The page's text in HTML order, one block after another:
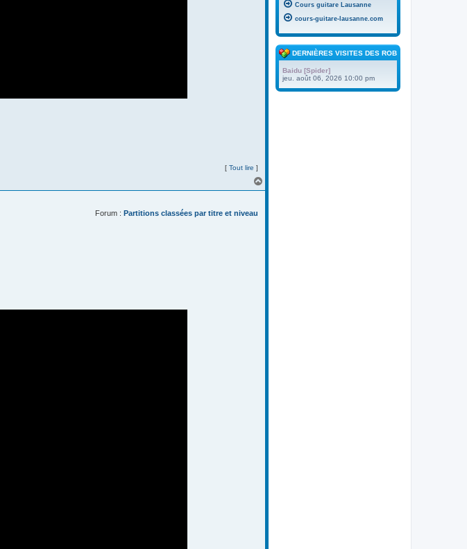
[ Tout lire ]
a
Forum : Partitions classées par titre et niveau
Cours guitare Lausanne
cours-guitare-lausanne.com
DERNIÈRES VISITES DES ROBOTS
Baidu [Spider]
jeu. août 06, 2026 10:00 pm